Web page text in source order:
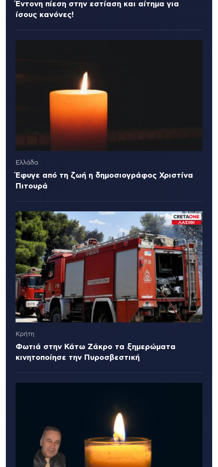
Έντονη πίεση στην εστίαση και αίτημα για
ίσους κανόνες!
Ελλάδα
Έφυγε από τη ζωή η δημοσιογράφος Χριστίνα
Πιτουρά
Κρήτη
Φωτιά στην Κάτω Ζάκρο τα ξημερώματα
κινητοποίησε την Πυροσβεστική